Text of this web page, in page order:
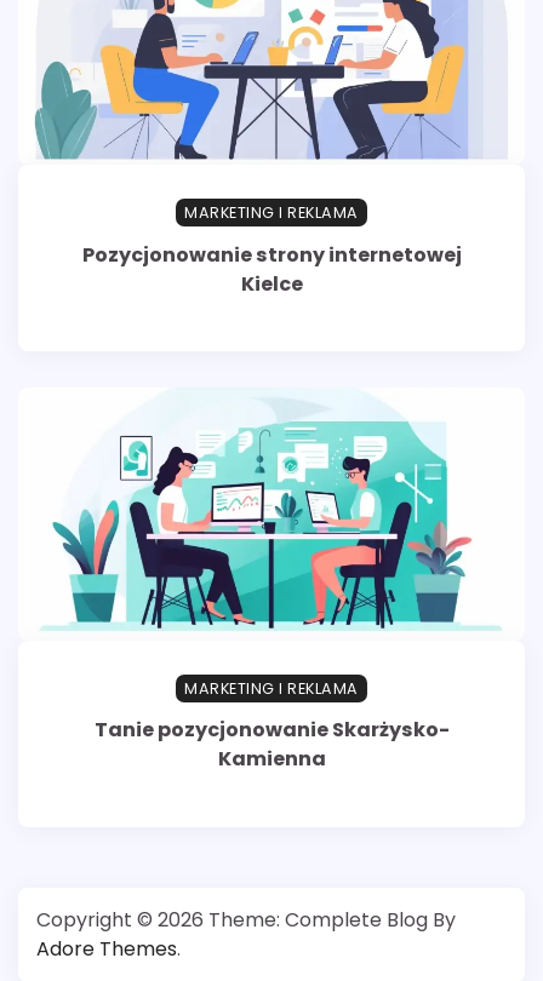
MARKETING I REKLAMA
Pozycjonowanie strony internetowej
Kielce
MARKETING I REKLAMA
Tanie pozycjonowanie Skarżysko-
Kamienna
Copyright © 2026 Theme: Complete Blog By
Adore Themes.